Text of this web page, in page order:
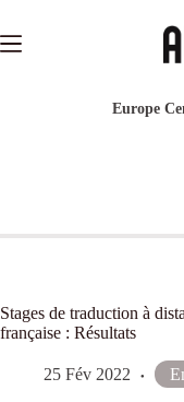
contenu
Europe
Stages de traduction à
française : Résultats
25 Fév 2022